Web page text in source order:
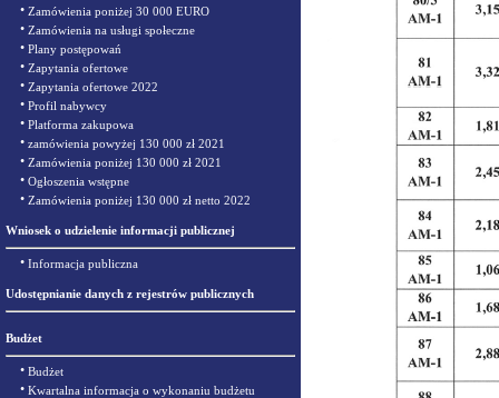
• Zamówienia poniżej 30 000 EURO
• Zamówienia na usługi społeczne
• Plany postępowań
• Zapytania ofertowe
• Zapytania ofertowe 2022
• Profil nabywcy
• Platforma zakupowa
• zamówienia powyżej 130 000 zł 2021
• Zamówienia poniżej 130 000 zł 2021
• Ogłoszenia wstępne
• Zamówienia poniżej 130 000 zł netto 2022
Wniosek o udzielenie informacji publicznej
• Informacja publiczna
Udostępnianie danych z rejestrów publicznych
Budżet
• Budżet
• Kwartalna informacja o wykonaniu budżetu